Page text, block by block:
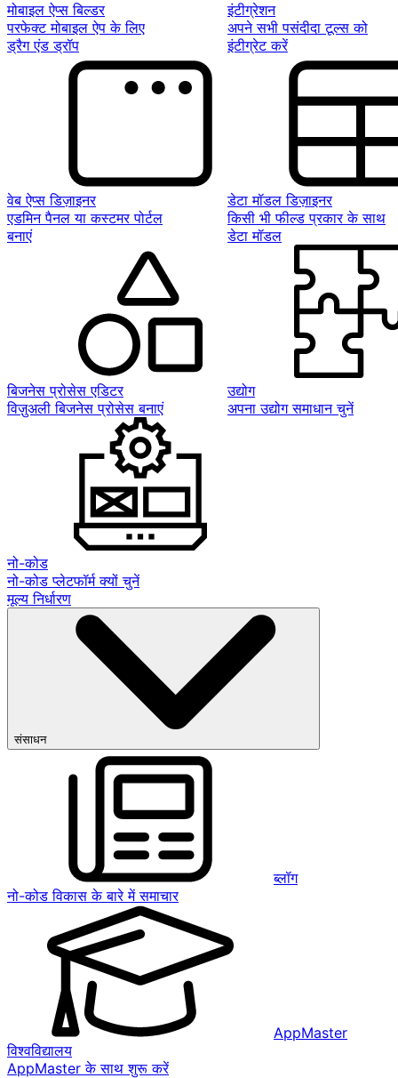
मोबाइल ऐप्स बिल्डर
परफेक्ट मोबाइल ऐप के लिए
ड्रैग एंड ड्रॉप
इंटीग्रेशन
अपने सभी पसंदीदा टूल्स को
इंटीग्रेट करें
वेब ऐप्स डिज़ाइनर
एडमिन पैनल या कस्टमर पोर्टल
बनाएं
डेटा मॉडल डिज़ाइनर
किसी भी फील्ड प्रकार के साथ
डेटा मॉडल
बिजनेस प्रोसेस एडिटर
विज़ुअली बिजनेस प्रोसेस बनाएं
उद्योग
अपना उद्योग समाधान चुनें
नो-कोड
नो-कोड प्लेटफॉर्म क्यों चुनें
मूल्य निर्धारण
संसाधन
ब्लॉग
नो-कोड विकास के बारे में समाचार
AppMaster
विश्वविद्यालय
AppMaster के साथ शुरू करें